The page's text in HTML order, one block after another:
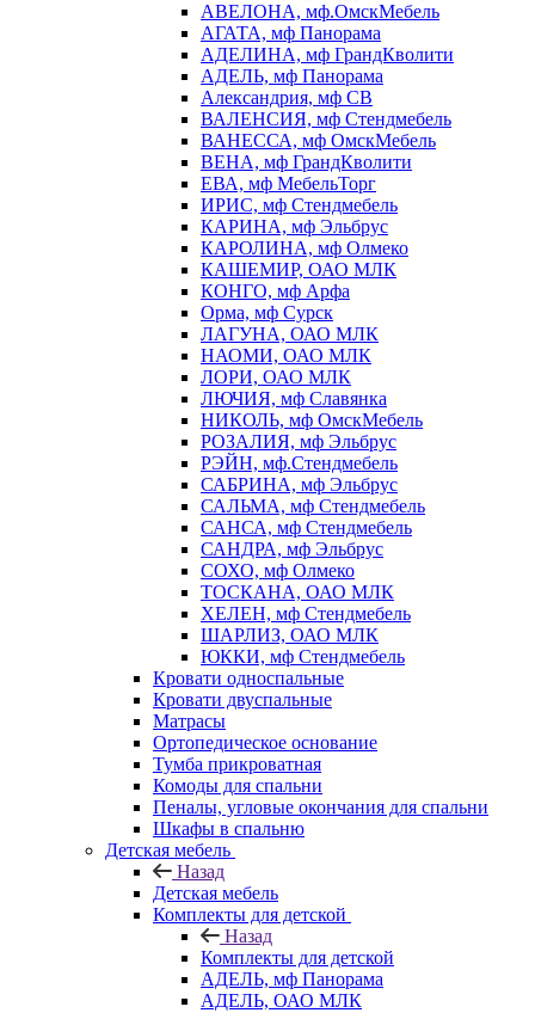
АВЕЛОНА, мф.ОмскМебель
АГАТА, мф Панорама
АДЕЛИНА, мф ГрандКволити
АДЕЛЬ, мф Панорама
Александрия, мф СВ
ВАЛЕНСИЯ, мф Стендмебель
ВАНЕССА, мф ОмскМебель
ВЕНА, мф ГрандКволити
ЕВА, мф МебельТорг
ИРИС, мф Стендмебель
КАРИНА, мф Эльбрус
КАРОЛИНА, мф Олмеко
КАШЕМИР, ОАО МЛК
КОНГО, мф Арфа
Орма, мф Сурск
ЛАГУНА, ОАО МЛК
НАОМИ, ОАО МЛК
ЛОРИ, ОАО МЛК
ЛЮЧИЯ, мф Славянка
НИКОЛЬ, мф ОмскМебель
РОЗАЛИЯ, мф Эльбрус
РЭЙН, мф.Стендмебель
САБРИНА, мф Эльбрус
САЛЬМА, мф Стендмебель
САНСА, мф Стендмебель
САНДРА, мф Эльбрус
СОХО, мф Олмеко
ТОСКАНА, ОАО МЛК
ХЕЛЕН, мф Стендмебель
ШАРЛИЗ, ОАО МЛК
ЮККИ, мф Стендмебель
Кровати односпальные
Кровати двуспальные
Матрасы
Ортопедическое основание
Тумба прикроватная
Комоды для спальни
Пеналы, угловые окончания для спальни
Шкафы в спальню
Детская мебель
Назад
Детская мебель
Комплекты для детской
Назад
Комплекты для детской
АДЕЛЬ, мф Панорама
АДЕЛЬ, ОАО МЛК